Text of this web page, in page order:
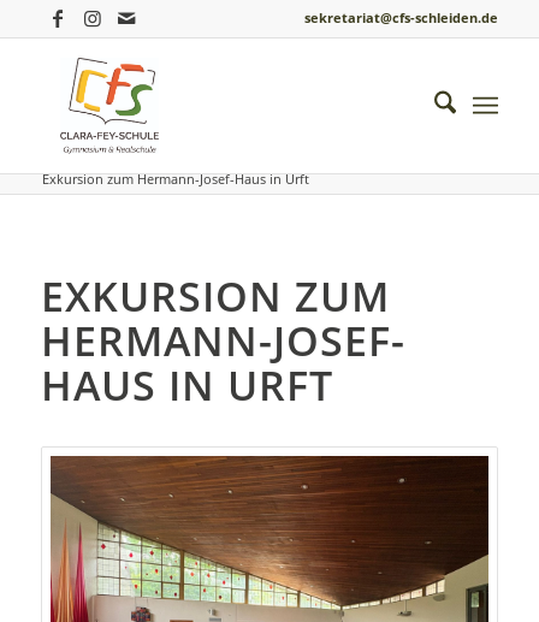
sekretariat@cfs-schleiden.de
Du bist hier: Startseite
Katholische Religion
Exkursion zum Hermann-Josef-Haus in Urft
EXKURSION ZUM
HERMANN-JOSEF-
HAUS IN URFT